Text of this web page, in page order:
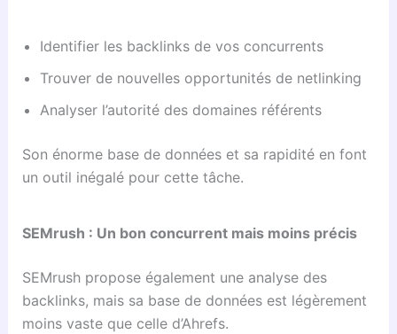
Identifier les backlinks de vos concurrents
Trouver de nouvelles opportunités de netlinking
Analyser l’autorité des domaines référents
Son énorme base de données et sa rapidité en font
un outil inégalé pour cette tâche.
SEMrush : Un bon concurrent mais moins précis
SEMrush propose également une analyse des
backlinks, mais sa base de données est légèrement
moins vaste que celle d’Ahrefs.